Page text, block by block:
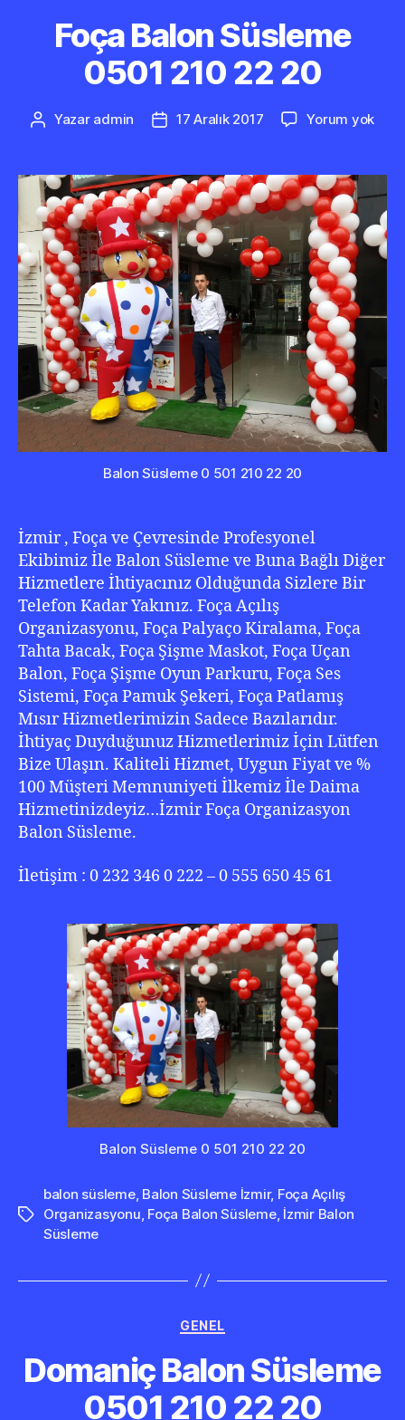
Foça Balon Süsleme
0501 210 22 20
Yazının
Yazar admin
Yazı17 Aralık 2017 Yorum yokFoça
210
22
20
Balon Süsleme 0 501 210 22 20
İzmir , Foça ve Çevresinde Profesyonel
Ekibimiz İle Balon Süsleme ve Buna Bağlı Diğer
Hizmetlere İhtiyacınız Olduğunda Sizlere Bir
Telefon Kadar Yakınız. Foça Açılış
Organizasyonu, Foça Palyaço Kiralama, Foça
Tahta Bacak, Foça Şişme Maskot, Foça Uçan
Balon, Foça Şişme Oyun Parkuru, Foça Ses
Sistemi, Foça Pamuk Şekeri, Foça Patlamış
Mısır Hizmetlerimizin Sadece Bazılarıdır.
İhtiyaç Duyduğunuz Hizmetlerimiz İçin Lütfen
Bize Ulaşın. Kaliteli Hizmet, Uygun Fiyat ve %
100 Müşteri Memnuniyeti İlkemiz İle Daima
Hizmetinizdeyiz…İzmir Foça Organizasyon
Balon Süsleme.
İletişim : 0 232 346 0 222 – 0 555 650 45 61
Balon Süsleme 0 501 210 22 20
Etiketler
balon süsleme, Balon Süsleme İzmir, Foça Açılış
Organizasyonu Foça Balon Süsleme, İzmir Balon
Süsleme
Kategoriler
GENEL
Domaniç Balon Süsleme
0501 210 22 20